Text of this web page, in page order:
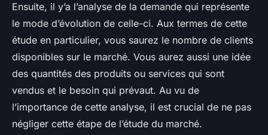
Ensuite, il y’a l’analyse de la demande qui représente
le mode d’évolution de celle-ci. Aux termes de cette
étude en particulier, vous saurez le nombre de clients
disponibles sur le marché. Vous aurez aussi une idée
des quantités des produits ou services qui sont
vendus et le besoin qui prévaut. Au vu de
l’importance de cette analyse, il est crucial de ne pas
négliger cette étape de l’étude du marché.